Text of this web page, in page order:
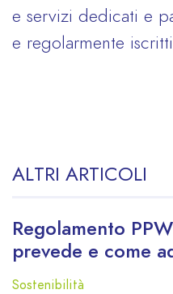
e servizi dedicati e
e regolarmente
ALTRI ARTICOLI
Regolamento
prevede e come
Sostenibilità